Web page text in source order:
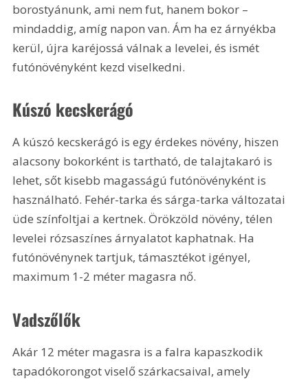
borostyánunk, ami nem fut, hanem bokor –
mindaddig, amíg napon van. Ám ha ez árnyékba
kerül, újra karéjossá válnak a levelei, és ismét
futónövényként kezd viselkedni.
Kúszó kecskerágó
A kúszó kecskerágó is egy érdekes növény, hiszen
alacsony bokorként is tartható, de talajtakaró is
lehet, sőt kisebb magasságú futónövényként is
használható. Fehér-tarka és sárga-tarka változatai
üde színfoltjai a kertnek. Örökzöld növény, télen
levelei rózsaszínes árnyalatot kaphatnak. Ha
futónövénynek tartjuk, támasztékot igényel,
maximum 1-2 méter magasra nő.
Vadszőlők
Akár 12 méter magasra is a falra kapaszkodik
tapadókorongot viselő szárkacsaival, amely